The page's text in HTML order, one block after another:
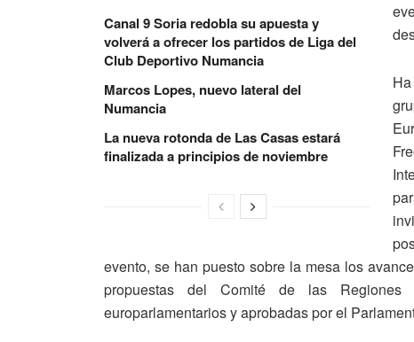
Canal 9 Soria redobla su apuesta y
volverá a ofrecer los partidos de Liga del
Club Deportivo Numancia
Marcos Lopes, nuevo lateral del
Numancia
La nueva rotonda de Las Casas estará
finalizada a principios de noviembre
evento, se han puesto sobre la mesa los
propuestas del Comité de las
europarlamentarios y aprobadas por el